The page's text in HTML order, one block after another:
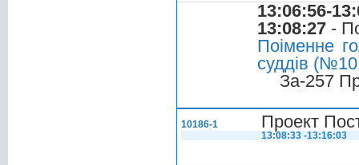
13:06:56-
13:08:27 -
Поіменне
суддів
За-257
10186-1 Проект
13:08:33 -13:16:03